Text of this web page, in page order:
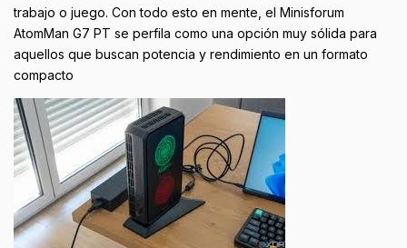
trabajo o juego. Con todo esto en mente, el Minisforum
AtomMan G7 PT se perfila como una opción muy sólida para
aquellos que buscan potencia y rendimiento en un formato
compacto